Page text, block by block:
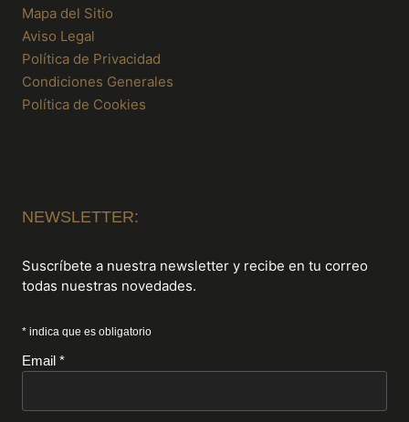
Mapa del Sitio
Aviso Legal
Política de Privacidad
Condiciones Generales
Política de Cookies
NEWSLETTER:
Suscríbete a nuestra newsletter y recibe en tu correo
todas nuestras novedades.
* indica que es obligatorio
Email *